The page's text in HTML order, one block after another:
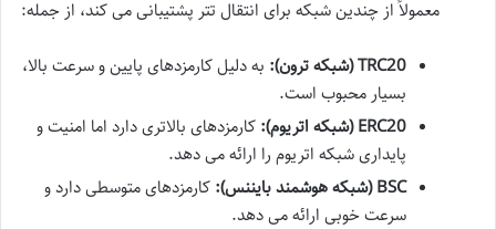
معمولاً از چندین شبکه برای انتقال تتر پشتیبانی می کند، از جمله:
TRC20 (شبکه ترون):
به دلیل کارمزدهای پایین و سرعت بالا،
بسیار محبوب است.
ERC20 (شبکه اتریوم):
کارمزدهای بالاتری دارد اما امنیت و
پایداری شبکه اتریوم را ارائه می دهد.
BSC (شبکه هوشمند بایننس):
کارمزدهای متوسطی دارد و
سرعت خوبی ارائه می دهد.